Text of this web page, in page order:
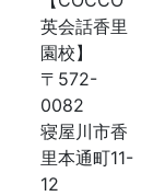
英会話香里
園校】
〒572-
0082
寝屋川市香
里本通町11-
12